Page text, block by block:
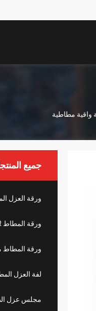
واقية مطاطية
جميع
ورقة العزل
ورقة المطاط NBR
ورقة المطاط
لفة العزل
مجلس عزل